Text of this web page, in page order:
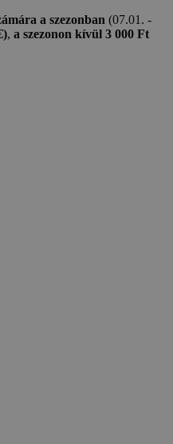
a szezonban (07.01. -
, a szezonon kívül 3 000 Ft